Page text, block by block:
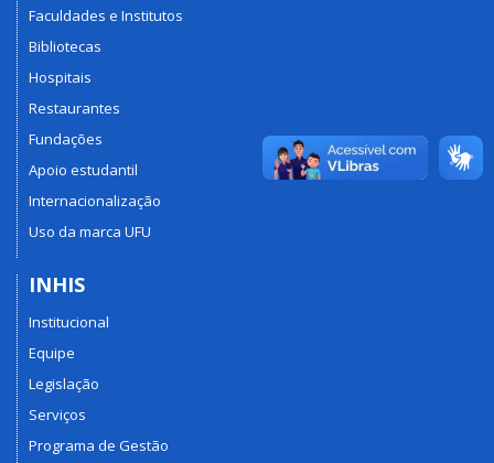
Faculdades e Institutos
Bibliotecas
Hospitais
Restaurantes
Fundações
Apoio estudantil
Internacionalização
Uso da marca UFU
INHIS
Institucional
Equipe
Legislação
Serviços
Programa de Gestão